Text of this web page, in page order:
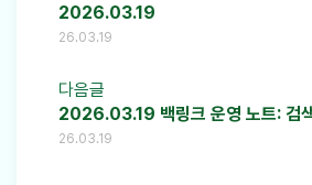
2026.03.19
26.03.19
다음글
2026.03.19 백링크 운영 노트: 검
26.03.19